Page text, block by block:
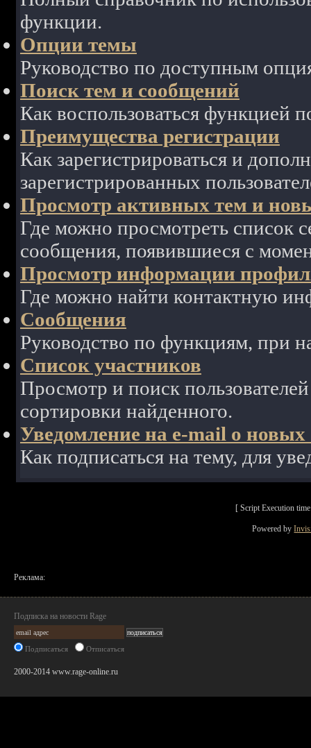
функции.
Опции темы
Руководство по доступным
Поиск тем и сообщений
Как воспользоваться функцией
Преимущества регистрации
Как зарегистрироваться и
зарегистрированных
Просмотр активных тем и
Где можно просмотреть список
сообщения, появившиеся с
Просмотр информации
Где можно найти контактную
Сообщения
Руководство по функциям, при
Список участников
Просмотр и поиск
сортировки найденного.
Уведомление на e-mail о
Как подписаться на тему, для
[ Script Execution
Powered by
Реклама:
Подписка на новости Rage
Подписаться Отписаться
2000-2014 www.rage-online.ru